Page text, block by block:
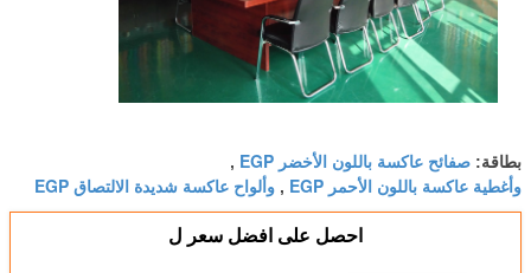
بطاقة: صفائح عاكسة باللون الأخضر EGP ,
وأغطية عاكسة باللون الأحمر EGP , وألواح عاكسة شديدة الالتصاق EGP
احصل على افضل سعر ل